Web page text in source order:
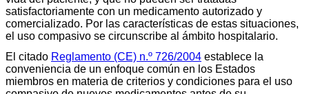
satisfactoriamente con un medicamento autorizado y
comercializado. Por las características de estas situaciones,
el uso compasivo se circunscribe al ámbito hospitalario.
El citado Reglamento (CE) n.º 726/2004 establece la
conveniencia de un enfoque común en los Estados
miembros en materia de criterios y condiciones para el uso